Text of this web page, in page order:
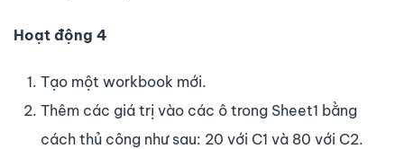
Hoạt động 4
Tạo một workbook mới.
Thêm các giá trị vào các ô trong Sheet1 bằng
cách thủ công như sau: 20 với C1 và 80 với C2.